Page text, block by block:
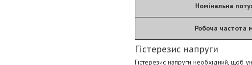
Номінальна
Робоча частота
Гістерезис напруги
Гістерезис напруги необхідний, щоб